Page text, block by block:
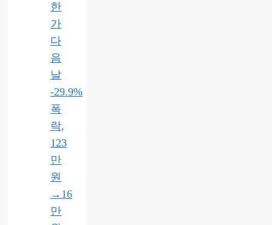
한
가
다
음
날
-29.9%
폭
락,
123
만
원
→16
만